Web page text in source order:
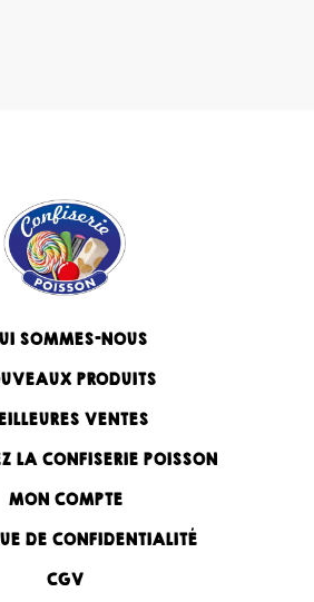
SOMMES-NOUS
PRODUITS
VENTES
LA CONFISERIE POISSON
MON COMPTE
DE CONFIDENTIALITÉ
CGV